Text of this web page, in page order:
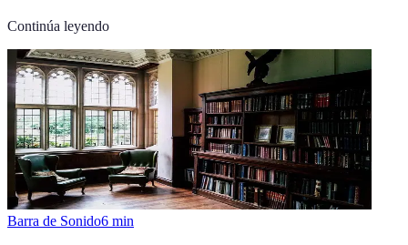
Continúa leyendo
Barra de Sonido6 min